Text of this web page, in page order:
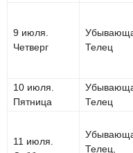
9 июля.
Четверг
Телец
10 июля.
Пятница
Телец
11 июля.
Телец,